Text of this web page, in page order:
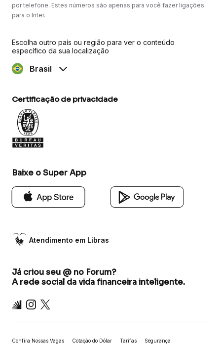
por telefone. Estes números são apenas para você fazer ligações
para o Inter.
Escolha outro país ou região para ver o conteúdo
específico da sua localização
Brasil
Certificação de privacidade
Baixe o Super App
Atendimento em Libras
Já criou seu @ no Forum?
A rede social da vida financeira inteligente.
Inter Instagram
X
Confira Nossas Vagas Cotação do Dólar Tarifas Segurança